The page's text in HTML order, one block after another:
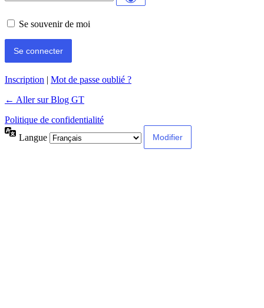
Se souvenir de moi
Inscription | Mot de passe oublié ?
← Aller sur Blog GT
Politique de confidentialité
Langue